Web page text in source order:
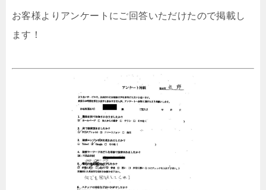
お客様よりアンケートにご回答いただけたので掲載し
ます！